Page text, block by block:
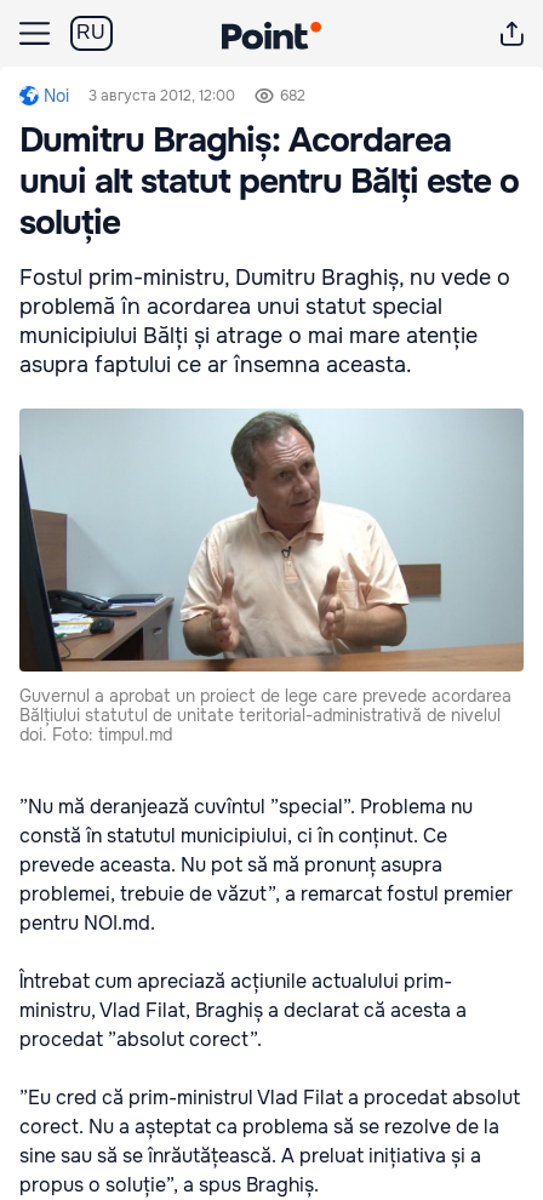
RU
Noi 3 августа 2012, 12:00 682
Dumitru Braghiș: Acordarea
unui alt statut pentru Bălți este o
soluție
Fostul prim-ministru, Dumitru Braghiș, nu vede o
problemă în acordarea unui statut special
municipiului Bălți și atrage o mai mare atenție
asupra faptului ce ar însemna aceasta.
Guvernul a aprobat un proiect de lege care prevede acordarea
Bălțiului statutul de unitate teritorial-administrativă de nivelul
doi. Foto: timpul.md
”Nu mă deranjează cuvîntul ”special”. Problema nu
constă în statutul municipiului, ci în conținut. Ce
prevede aceasta. Nu pot să mă pronunț asupra
problemei, trebuie de văzut”, a remarcat fostul premier
pentru NOI.md.
Întrebat cum apreciază acțiunile actualului prim-
ministru, Vlad Filat, Braghiș a declarat că acesta a
procedat ”absolut corect”.
”Eu cred că prim-ministrul Vlad Filat a procedat absolut
corect. Nu a așteptat ca problema să se rezolve de la
sine sau să se înrăutățească. A preluat inițiativa și a
propus o soluție”, a spus Braghiș.